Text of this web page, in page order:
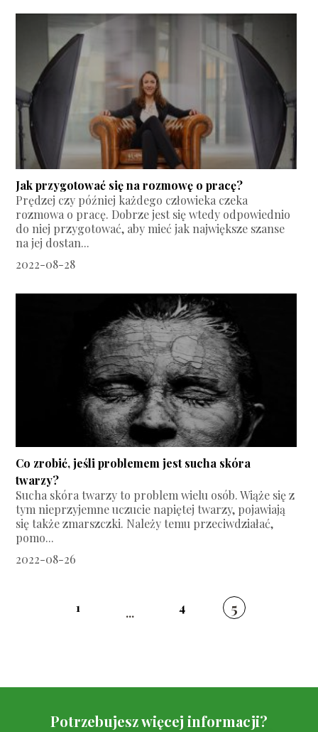
Jak przygotować się na rozmowę o pracę?
Prędzej czy później każdego człowieka czeka
rozmowa o pracę. Dobrze jest się wtedy odpowiednio
do niej przygotować, aby mieć jak największe szanse
na jej dostan...
2022-08-28
Co zrobić, jeśli problemem jest sucha skóra
twarzy?
Sucha skóra twarzy to problem wielu osób. Wiąże się z
tym nieprzyjemne uczucie napiętej twarzy, pojawiają
się także zmarszczki. Należy temu przeciwdziałać,
pomo...
2022-08-26
1 ... 4 5
Potrzebujesz więcej informacji?